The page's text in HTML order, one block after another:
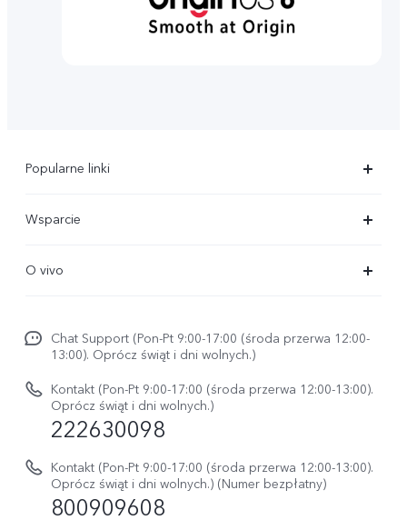
Popularne linki
X300 FE
V70 FE
vivo Buds Air3
Wsparcie
Funtouch OS
Weryfikacja IMEI
Instrukcja obsługi
Aktualizacja oprogramowania
Dziennik aktualizacji
Sprawdź koszt naprawy
O vivo
Życie w vivo
Netykieta vivo
Informacje prawne
Zrównoważony rozwój
Chat Support (Pon-Pt 9:00-17:00 (środa przerwa 12:00-
13:00). Oprócz świąt i dni wolnych.)
Kontakt (Pon-Pt 9:00-17:00 (środa przerwa 12:00-13:00).
Oprócz świąt i dni wolnych.)
222630098
Kontakt (Pon-Pt 9:00-17:00 (środa przerwa 12:00-13:00).
Oprócz świąt i dni wolnych.) (Numer bezpłatny)
800909608